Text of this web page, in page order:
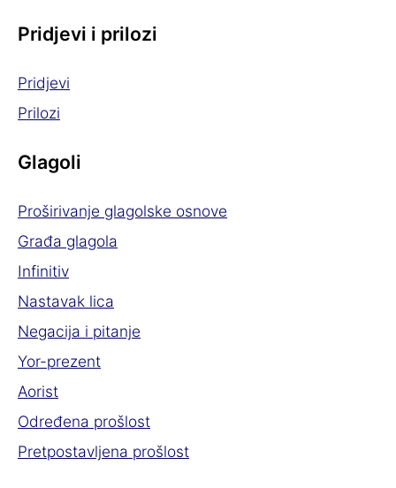
Pridjevi i prilozi
Pridjevi
Prilozi
Glagoli
Proširivanje glagolske osnove
Građa glagola
Infinitiv
Nastavak lica
Negacija i pitanje
Yor-prezent
Aorist
Određena prošlost
Pretpostavljena prošlost